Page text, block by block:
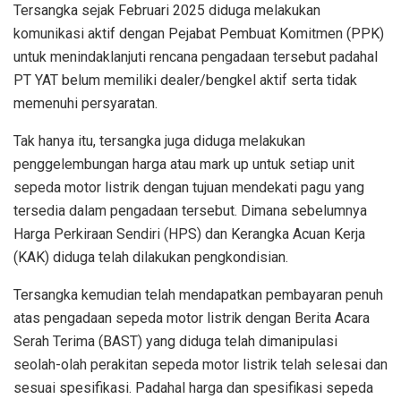
Tersangka sejak Februari 2025 diduga melakukan
komunikasi aktif dengan Pejabat Pembuat Komitmen (PPK)
untuk menindaklanjuti rencana pengadaan tersebut padahal
PT YAT belum memiliki dealer/bengkel aktif serta tidak
memenuhi persyaratan.
Tak hanya itu, tersangka juga diduga melakukan
penggelembungan harga atau mark up untuk setiap unit
sepeda motor listrik dengan tujuan mendekati pagu yang
tersedia dalam pengadaan tersebut. Dimana sebelumnya
Harga Perkiraan Sendiri (HPS) dan Kerangka Acuan Kerja
(KAK) diduga telah dilakukan pengkondisian.
Tersangka kemudian telah mendapatkan pembayaran penuh
atas pengadaan sepeda motor listrik dengan Berita Acara
Serah Terima (BAST) yang diduga telah dimanipulasi
seolah-olah perakitan sepeda motor listrik telah selesai dan
sesuai spesifikasi. Padahal harga dan spesifikasi sepeda